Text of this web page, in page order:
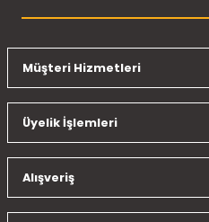
konularda yetersiz gördüğünüz
Ürün resmi kalitesiz, bozuk
Ürün açıklamasında eksik
Ürün fiyatı diğer sitelerden
Bu ürüne benzer farklı
Müşteri Hizmetleri
Üyelik İşlemleri
Alışveriş